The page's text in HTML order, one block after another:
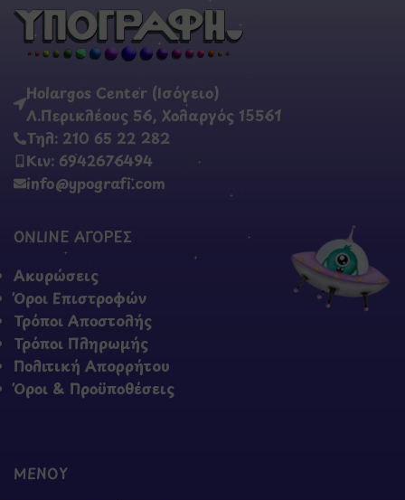
Holargos Center (Ισόγειο)
Λ.Περικλέους 56, Χολαργός 15561
Τηλ: 210 65 22 282
Κιν: 6942676494
info@ypografi.com
ONLINE ΑΓΟΡΕΣ
Ακυρώσεις
Όροι Επιστροφών
Τρόποι Αποστολής
Τρόποι Πληρωμής
Πολιτική Απορρήτου
Όροι & Προϋποθέσεις
ΜΕΝΟΥ